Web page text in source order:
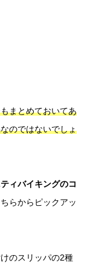
まとめておいてあ
のではないでしょ
ィバイキングのコ
らからピックアッ
のスリッパの2種